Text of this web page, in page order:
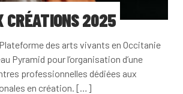
CRÉATIONS 2025
des arts vivants en Occitanie
Pyramid pour l’organisation d’une
professionnelles dédiées aux
en création. […]